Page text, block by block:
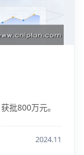
批800万元。
2024.11